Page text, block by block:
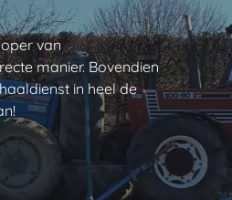
van
manier. Bovendien
in heel de